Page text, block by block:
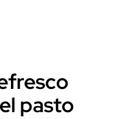
pasto